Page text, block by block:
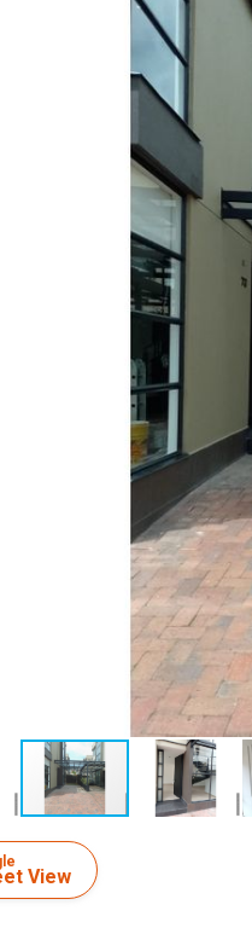
View